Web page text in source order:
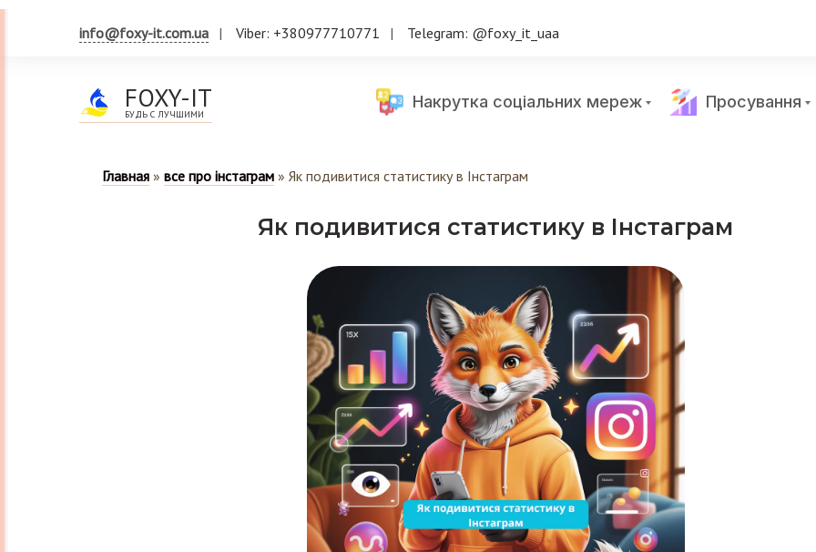
info@foxy-it.com.ua Viber: +380977710771 Telegram: @foxy_it_uaa
FOXY-IT
БУДЬ С ЛУЧШИМИ
Накрутка соціальних мереж Просування
Главная » все про інстаграм » Як подивитися статистику в Інстаграм
Як подивитися статистику в Інстаграм